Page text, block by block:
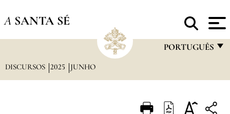
A SANTA SÉ
PORTUGUÊS
ITALIANO
DISCURSOS 2025 JUNHO